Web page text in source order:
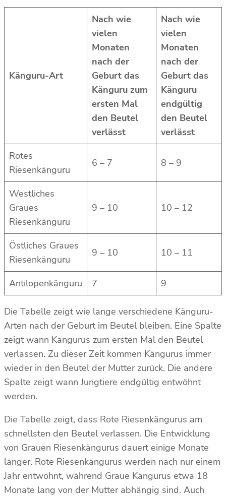
Känguru-Art
Nach wie
vielen
Monaten
nach der
Geburt das
Känguru zum
ersten Mal
den Beutel
verlässt
Nach wie
vielen
Monaten
nach der
Geburt das
Känguru
endgültig
den Beutel
verlässt
Rotes
Riesenkänguru
6 – 7 8 – 9
Westliches
Graues
Riesenkänguru
9 – 10 10 – 12
Östliches Graues
Riesenkänguru
9 – 10 10 – 11
Antilopenkänguru 7 9
Die Tabelle zeigt wie lange verschiedene Känguru-
Arten nach der Geburt im Beutel bleiben. Eine Spalte
zeigt wann Kängurus zum ersten Mal den Beutel
verlassen. Zu dieser Zeit kommen Kängurus immer
wieder in den Beutel der Mutter zurück. Die andere
Spalte zeigt wann Jungtiere endgültig entwöhnt
werden.
Die Tabelle zeigt, dass Rote Riesenkängurus am
schnellsten den Beutel verlassen. Die Entwicklung
von Grauen Riesenkängurus dauert einige Monate
länger. Rote Riesenkängurus werden nach nur einem
Jahr entwöhnt, während Graue Kängurus etwa 18
Monate lang von der Mutter abhängig sind. Auch